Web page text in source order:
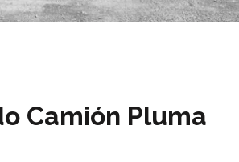
Camión Pluma